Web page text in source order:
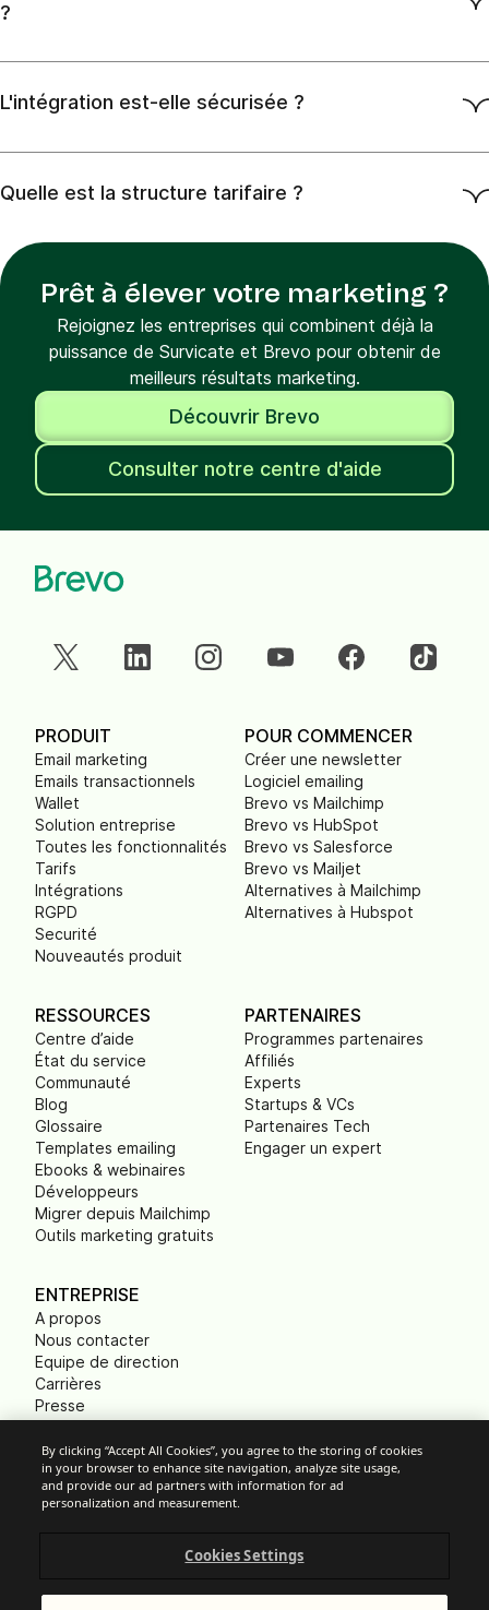
?
L'intégration est-elle sécurisée ?
Quelle est la structure tarifaire ?
Prêt à élever votre marketing ?
Rejoignez les entreprises qui combinent déjà la
puissance de Survicate et Brevo pour obtenir de
meilleurs résultats marketing.
Découvrir Brevo
Consulter notre centre d'aide
PRODUIT
Email marketing
Emails transactionnels
Wallet
Solution entreprise
Toutes les fonctionnalités
Tarifs
Intégrations
RGPD
Securité
Nouveautés produit
POUR COMMENCER
Créer une newsletter
Logiciel emailing
Brevo vs Mailchimp
Brevo vs HubSpot
Brevo vs Salesforce
Brevo vs Mailjet
Alternatives à Mailchimp
Alternatives à Hubspot
RESSOURCES
Centre d’aide
État du service
Communauté
Blog
Glossaire
Templates emailing
Ebooks & webinaires
Développeurs
Migrer depuis Mailchimp
Outils marketing gratuits
PARTENAIRES
Programmes partenaires
Affiliés
Experts
Startups & VCs
Partenaires Tech
Engager un expert
ENTREPRISE
A propos
Nous contacter
Equipe de direction
Carrières
Presse
Empreinte carbone
ONG
Paramètres des cookies
By clicking “Accept All Cookies”, you agree to the storing of cookies
in your browser to enhance site navigation, analyze site usage,
and provide our ad partners with information for ad
personalization and measurement.
Cookies Settings